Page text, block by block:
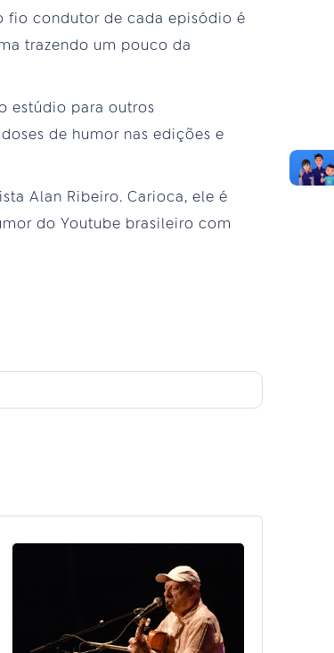
fio condutor de cada episódio é
trazendo um pouco da
estúdio para outros
de humor nas edições e
Alan Ribeiro. Carioca, ele é
do Youtube brasileiro com